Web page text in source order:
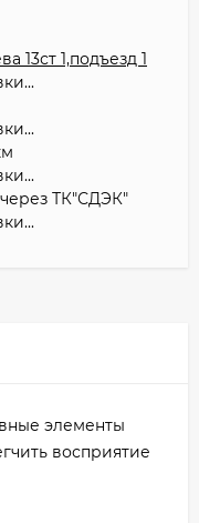
13ст 1,подъезд 1
ТК"СДЭК"
элементы
восприятие